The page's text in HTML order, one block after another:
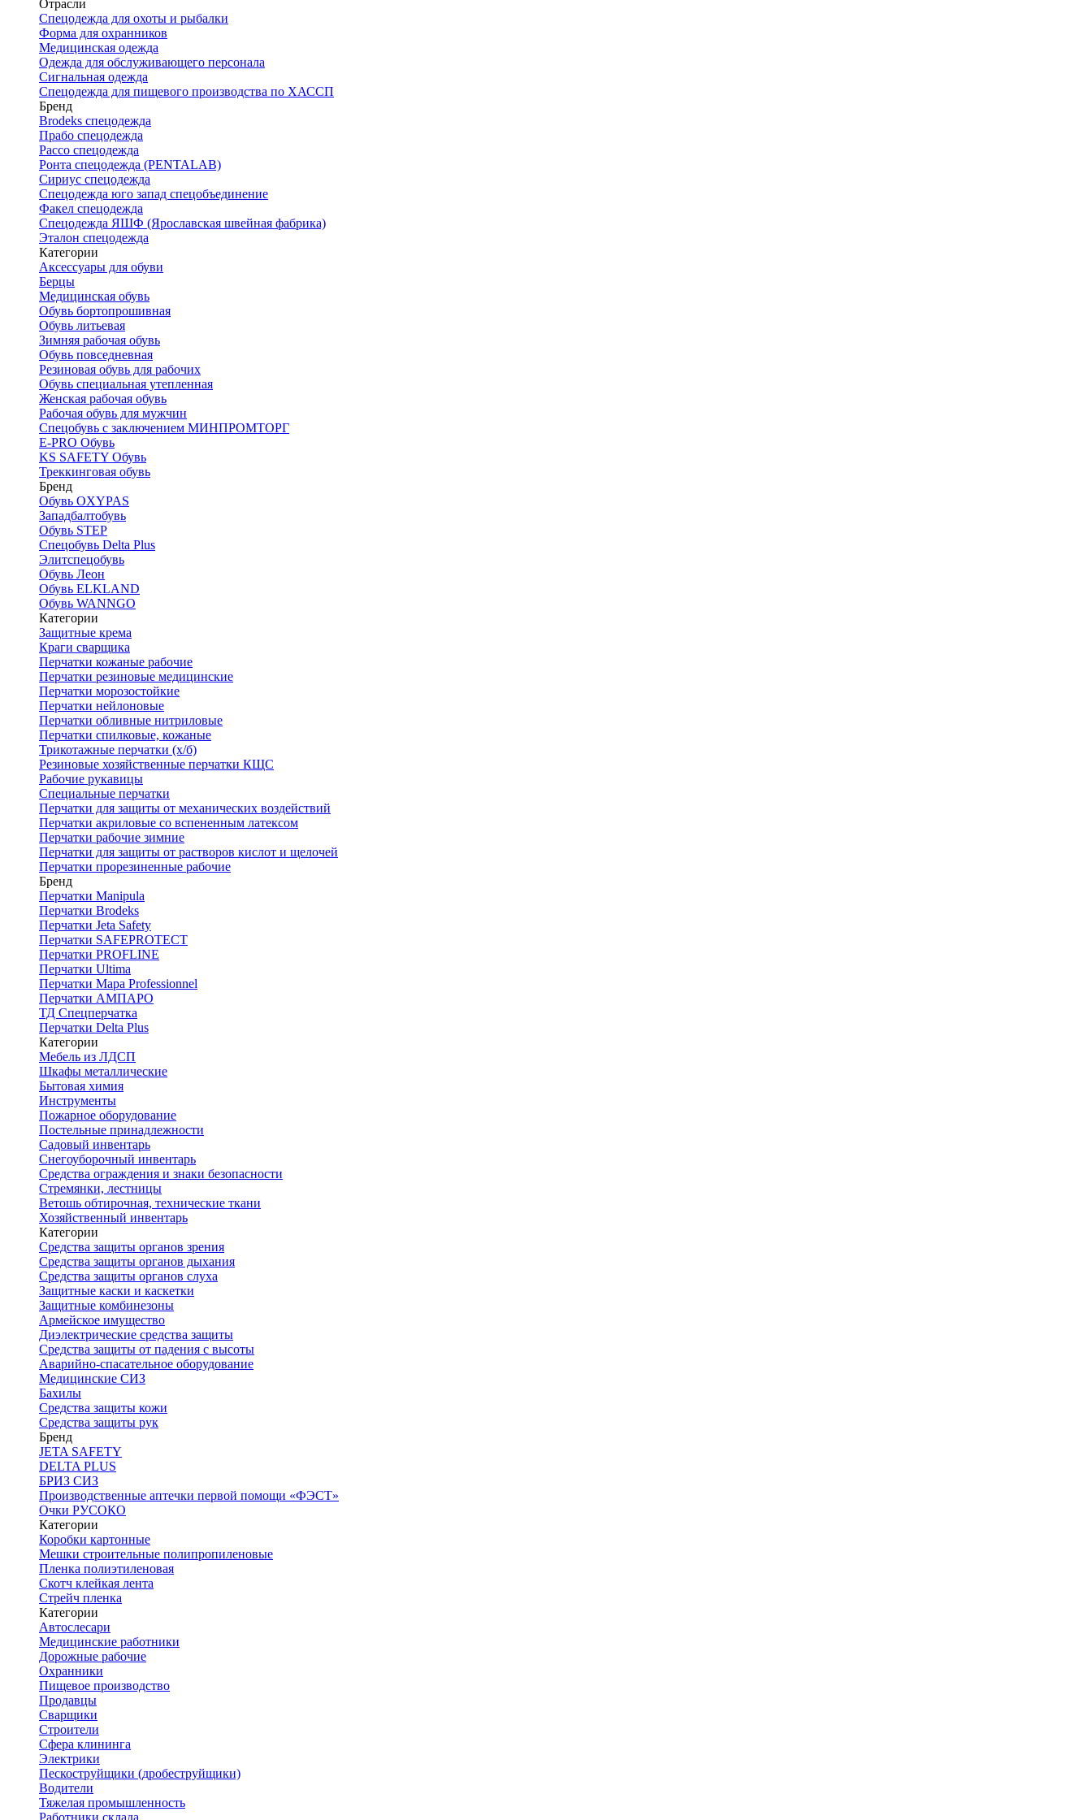
Отрасли
Спецодежда для охоты и рыбалки
Форма для охранников
Медицинская одежда
Одежда для обслуживающего персонала
Сигнальная одежда
Спецодежда для пищевого производства по ХАССП
Бренд
Brodeks спецодежда
Прабо спецодежда
Рассо спецодежда
Ронта спецодежда (PENTALAB)
Сириус спецодежда
Спецодежда юго запад спецобъединение
Факел спецодежда
Спецодежда ЯШФ (Ярославская швейная фабрика)
Эталон спецодежда
Категории
Аксессуары для обуви
Берцы
Медицинская обувь
Обувь бортопрошивная
Обувь литьевая
Зимняя рабочая обувь
Обувь повседневная
Резиновая обувь для рабочих
Обувь специальная утепленная
Женская рабочая обувь
Рабочая обувь для мужчин
Спецобувь с заключением МИНПРОМТОРГ
E-PRO Обувь
KS SAFETY Обувь
Треккинговая обувь
Бренд
Обувь OXYPAS
Западбалтобувь
Обувь STEP
Спецобувь Delta Plus
Элитспецобувь
Обувь Леон
Обувь ELKLAND
Обувь WANNGO
Категории
Защитные крема
Краги сварщика
Перчатки кожаные рабочие
Перчатки резиновые медицинские
Перчатки морозостойкие
Перчатки нейлоновые
Перчатки обливные нитриловые
Перчатки спилковые, кожаные
Трикотажные перчатки (х/б)
Резиновые хозяйственные перчатки КЩС
Рабочие рукавицы
Специальные перчатки
Перчатки для защиты от механических воздействий
Перчатки акриловые со вспененным латексом
Перчатки рабочие зимние
Перчатки для защиты от растворов кислот и щелочей
Перчатки прорезиненные рабочие
Бренд
Перчатки Manipula
Перчатки Brodeks
Перчатки Jeta Safety
Перчатки SAFEPROTECT
Перчатки PROFLINE
Перчатки Ultima
Перчатки Мара Professionnel
Перчатки АМПАРО
ТД Спецперчатка
Перчатки Delta Plus
Категории
Мебель из ЛДСП
Шкафы металлические
Бытовая химия
Инструменты
Пожарное оборудование
Постельные принадлежности
Садовый инвентарь
Снегоуборочный инвентарь
Средства ограждения и знаки безопасности
Стремянки, лестницы
Ветошь обтирочная, технические ткани
Хозяйственный инвентарь
Категории
Средства защиты органов зрения
Средства защиты органов дыхания
Средства защиты органов слуха
Защитные каски и каскетки
Защитные комбинезоны
Армейское имущество
Диэлектрические средства защиты
Средства защиты от падения с высоты
Аварийно-спасательное оборудование
Медицинские СИЗ
Бахилы
Средства защиты кожи
Средства защиты рук
Бренд
JETA SAFETY
DELTA PLUS
БРИЗ СИЗ
Производственные аптечки первой помощи «ФЭСТ»
Очки РУСОКО
Категории
Коробки картонные
Мешки строительные полипропиленовые
Пленка полиэтиленовая
Скотч клейкая лента
Стрейч пленка
Категории
Автослесари
Медицинские работники
Дорожные рабочие
Охранники
Пищевое производство
Продавцы
Сварщики
Строители
Сфера клининга
Электрики
Пескоструйщики (дробеструйщики)
Водители
Тяжелая промышленность
Работники склада